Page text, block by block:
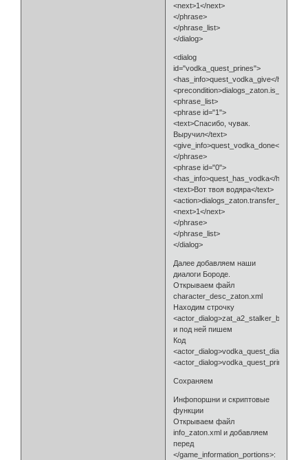
<next>1</next>
</phrase>
</phrase_list>
</dialog>
<dialog
id="vodka_quest_prines">
<has_info>quest_vodka_give</
<phrase_list>
<phrase id="1">
<text>Спасибо, чувак.
Выручил</text>
<give_info>quest_vodka_done</
</phrase>
<phrase id="0">
<has_info>quest_has_vodka</has_info>
<text>Вот твоя водяра</text>
<next>1</next>
</phrase>
</phrase_list>
</dialog>
Далее добавляем наши
диалоги Бороде.
Открываем файл
character_desc_zaton.xml
Находим строчку
и под ней пишем
Код
<actor_dialog>vodka_quest_dialog</
<actor_dialog>vodka_quest_prines</
Сохраняем
Инфопоршни и скриптовые
функции
Открываем файл
info_zaton.xml и добавляем
перед
</game_information_portions>: